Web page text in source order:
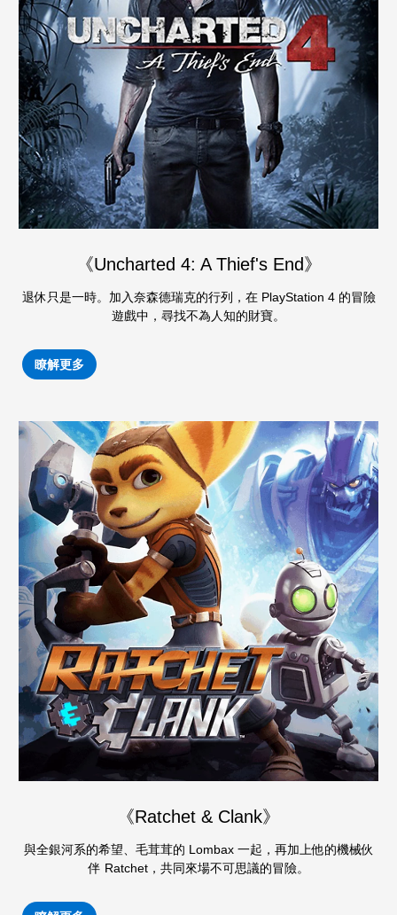
《Uncharted 4: A Thief's End》
退休只是一時。加入奈森德瑞克的行列，在 PlayStation 4 的冒險
遊戲中，尋找不為人知的財寶。
瞭解更多
《Ratchet & Clank》
與全銀河系的希望、毛茸茸的 Lombax 一起，再加上他的機械伙
伴 Ratchet，共同來場不可思議的冒險。